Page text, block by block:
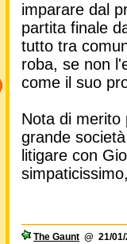
imparare dal
partita finale
tutto tra
roba, se non
come il suo
Nota di merito
grande
litigare con
The Gaunt @ 21/